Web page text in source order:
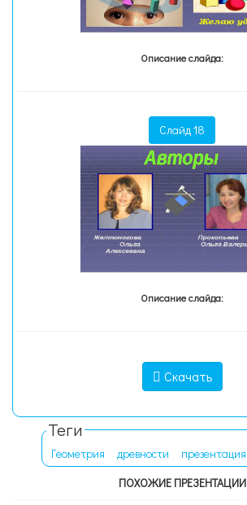
Описание слайда:
Слайд 18
Описание слайда:
Скачать
Теги
Геометрия древности презентация
ПОХОЖИЕ ПРЕЗЕНТАЦИИ